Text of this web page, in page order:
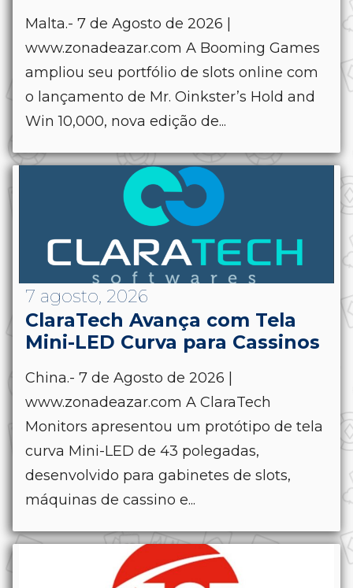
Malta.- 7 de Agosto de 2026 |
www.zonadeazar.com A Booming Games
ampliou seu portfólio de slots online com
o lançamento de Mr. Oinkster’s Hold and
Win 10,000, nova edição de...
7 agosto, 2026
ClaraTech Avança com Tela
Mini-LED Curva para Cassinos
China.- 7 de Agosto de 2026 |
www.zonadeazar.com A ClaraTech
Monitors apresentou um protótipo de tela
curva Mini-LED de 43 polegadas,
desenvolvido para gabinetes de slots,
máquinas de cassino e...